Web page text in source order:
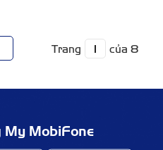
Trang của 8
MobiFone